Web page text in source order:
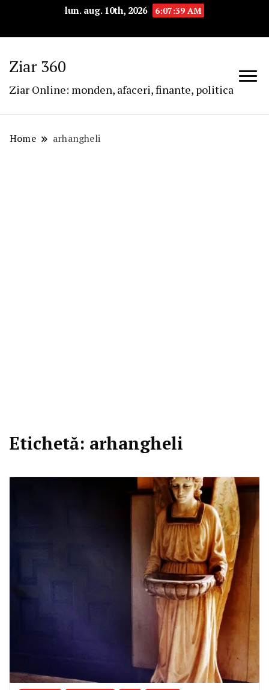
lun. aug. 10th, 2026 6:07:39 AM
Ziar 360
Ziar Online: monden, afaceri, finante, politica
Home arhangheli
Etichetă: arhangheli